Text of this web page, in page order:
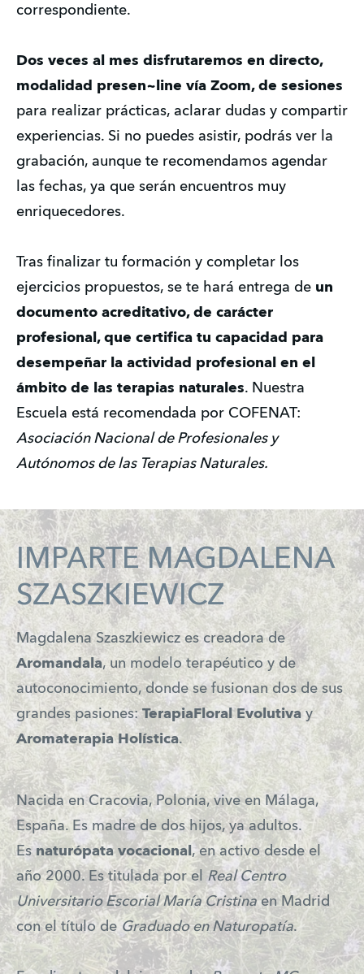
correspondiente.
Dos veces al mes disfrutaremos en directo,
modalidad presen~line vía Zoom, de sesiones
para realizar prácticas, aclarar dudas y compartir
experiencias. Si no puedes asistir, podrás ver la
grabación, aunque te recomendamos agendar
las fechas, ya que serán encuentros muy
enriquecedores.
Tras finalizar tu formación y completar los
ejercicios propuestos, se te hará entrega de un
documento acreditativo, de carácter
profesional, que certifica tu capacidad para
desempeñar la actividad profesional en el
ámbito de las terapias naturales. Nuestra
Asociación Nacional de Profesionales y
Autónomos de las Terapias Naturales.
IMPARTE MAGDALENA
SZASZKIEWICZ
Magdalena Szaszkiewicz es creadora de
Aromandala, un modelo terapéutico y de
autoconocimiento, donde se fusionan dos de sus
grandes pasiones:TerapiaFloral Evolutiva y
Aromaterapia Holística.
Nacida en Cracovia, Polonia, vive en Málaga,
España. Es madre de dos hijos, ya adultos.
Es naturópata vocacional , en activo desde el
año 2000. Es titulada por el
Real Centro
Universitario Escorial María Cristinaen Madrid
con el título de Graduado en Naturopatía.